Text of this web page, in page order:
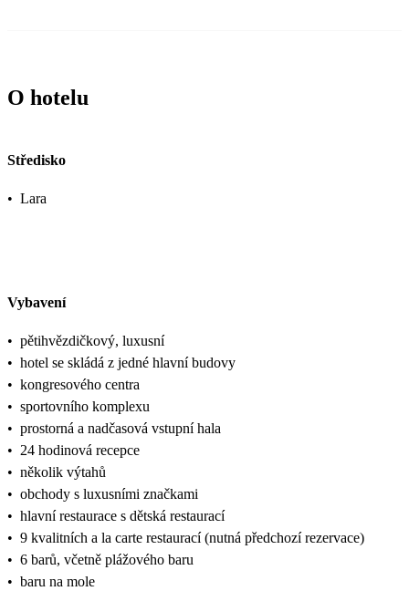
O hotelu
Středisko
• Lara
Vybavení
• pětihvězdičkový, luxusní
• hotel se skládá z jedné hlavní budovy
• kongresového centra
• sportovního komplexu
• prostorná a nadčasová vstupní hala
• 24 hodinová recepce
• několik výtahů
• obchody s luxusními značkami
• hlavní restaurace s dětská restaurací
• 9 kvalitních a la carte restaurací (nutná předchozí rezervace)
• 6 barů, včetně plážového baru
• baru na mole